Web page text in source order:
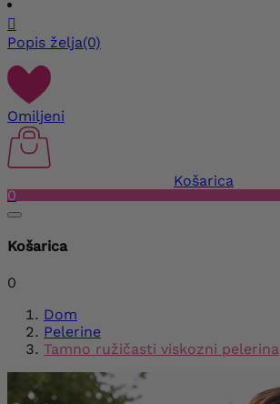

Popis želja(0)
Omiljeni
Košarica
0
Košarica
0
Dom
Pelerine
Tamno ružičasti viskozni pelerina